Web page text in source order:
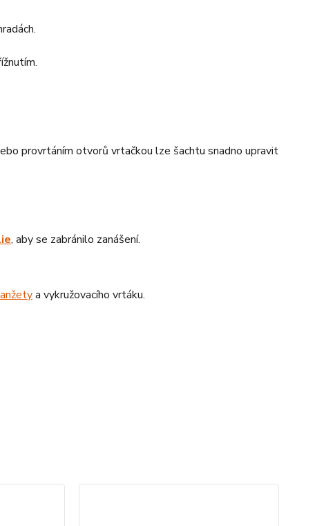
provrtáním otvorů vrtačkou lze šachtu snadno upravit
, aby se zabránilo zanášení.
a vykružovacího vrtáku.